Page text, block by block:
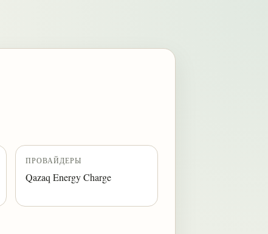
ПРОВАЙДЕРЫ
Qazaq Energy Charge